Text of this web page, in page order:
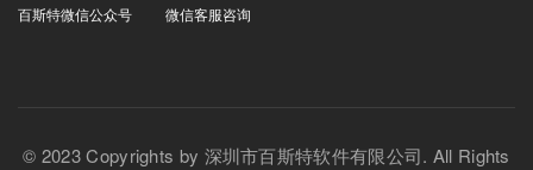
百斯特微信公众号 微信客服咨询
© 2023 Copyrights by 深圳市百斯特软件有限公司. All Rights